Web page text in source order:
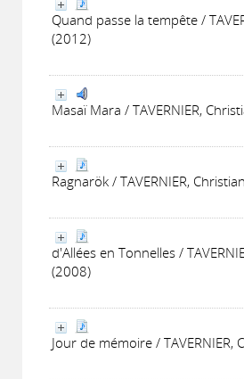
Quand passe la tempête /
(2012)
Masaï Mara / TAVERNIER,
Ragnarök / TAVERNIER,
d'Allées en Tonnelles /
(2008)
Jour de mémoire / TAVERNIER,